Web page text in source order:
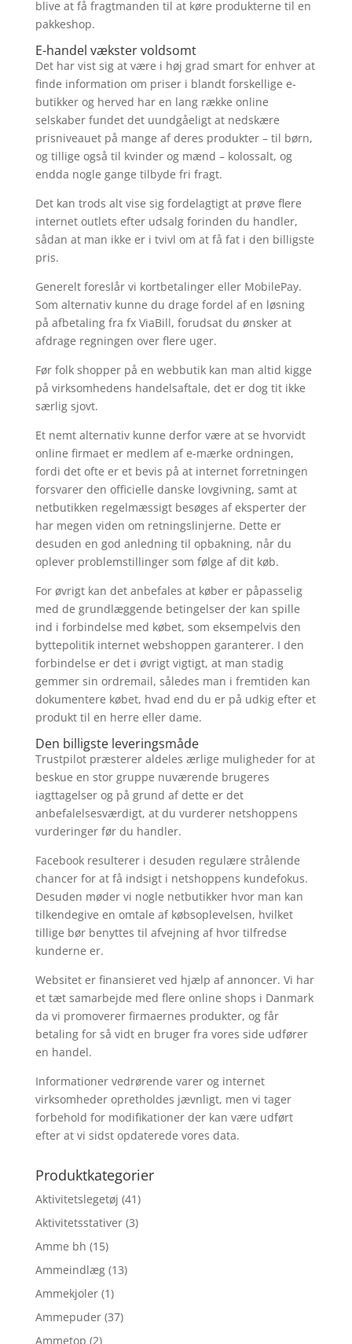
blive at få fragtmanden til at køre produkterne til en
pakkeshop.
E-handel vækster voldsomt
Det har vist sig at være i høj grad smart for enhver at
finde information om priser i blandt forskellige e-
butikker og herved har en lang række online
selskaber fundet det uundgåeligt at nedskære
prisniveauet på mange af deres produkter – til børn,
og tillige også til kvinder og mænd – kolossalt, og
endda nogle gange tilbyde fri fragt.
Det kan trods alt vise sig fordelagtigt at prøve flere
internet outlets efter udsalg forinden du handler,
sådan at man ikke er i tvivl om at få fat i den billigste
pris.
Generelt foreslår vi kortbetalinger eller MobilePay.
Som alternativ kunne du drage fordel af en løsning
på afbetaling fra fx ViaBill, forudsat du ønsker at
afdrage regningen over flere uger.
Før folk shopper på en webbutik kan man altid kigge
på virksomhedens handelsaftale, det er dog tit ikke
særlig sjovt.
Et nemt alternativ kunne derfor være at se hvorvidt
online firmaet er medlem af e-mærke ordningen,
fordi det ofte er et bevis på at internet forretningen
forsvarer den officielle danske lovgivning, samt at
netbutikken regelmæssigt besøges af eksperter der
har megen viden om retningslinjerne. Dette er
desuden en god anledning til opbakning, når du
oplever problemstillinger som følge af dit køb.
For øvrigt kan det anbefales at køber er påpasselig
med de grundlæggende betingelser der kan spille
ind i forbindelse med købet, som eksempelvis den
byttepolitik internet webshoppen garanterer. I den
forbindelse er det i øvrigt vigtigt, at man stadig
gemmer sin ordremail, således man i fremtiden kan
dokumentere købet, hvad end du er på udkig efter et
produkt til en herre eller dame.
Den billigste leveringsmåde
Trustpilot præsterer aldeles ærlige muligheder for at
beskue en stor gruppe nuværende brugeres
iagttagelser og på grund af dette er det
anbefalelsesværdigt, at du vurderer netshoppens
vurderinger før du handler.
Facebook resulterer i desuden regulære strålende
chancer for at få indsigt i netshoppens kundefokus.
Desuden møder vi nogle netbutikker hvor man kan
tilkendegive en omtale af købsoplevelsen, hvilket
tillige bør benyttes til afvejning af hvor tilfredse
kunderne er.
Websitet er finansieret ved hjælp af annoncer. Vi har
et tæt samarbejde med flere online shops i Danmark
da vi promoverer firmaernes produkter, og får
betaling for så vidt en bruger fra vores side udfører
en handel.
Informationer vedrørende varer og internet
virksomheder opretholdes jævnligt, men vi tager
forbehold for modifikationer der kan være udført
efter at vi sidst opdaterede vores data.
Produktkategorier
Aktivitetslegetøj (41)
Aktivitetsstativer (3)
Amme bh (15)
Ammeindlæg (13)
Ammekjoler (1)
Ammepuder (37)
Ammetop (2)